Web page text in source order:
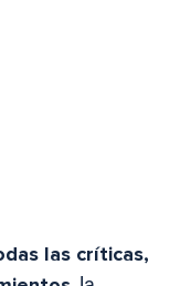
las críticas,